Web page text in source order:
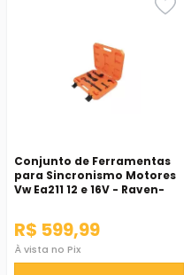
Conjunto de Ferramentas
para Sincronismo Motores
Vw Ea211 12 e 16V - Raven-
R$ 599,99
À vista no Pix